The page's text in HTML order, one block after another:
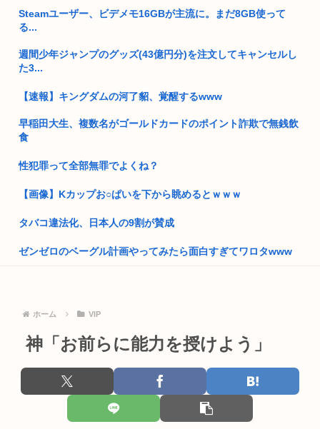
上司から障がい者手帳取る気ないか聞かれたんやが
おばさんとセクロスしたことある奴www
女性の水筒に下半身を押し付け【使用不能】にし器物損壊で66
歳男性...
すまん、独身のケンモメンで集まって共同生活をしないか？
キャバ嬢の首吊り動画見てから涙が止まらない
安倍昭恵「なんで安倍晋三が殺されたのか今でもわからない」
中国「なぜ日本の建物はダサくて古臭いんですか？w」Weibo
で1...
クルド人問題を訴えてきた河合ゆうすけ、埼玉県知事選挙に立
熊本大震災震度7 （死者数38人）
緊縮財政論者として知られる大物財務官僚、高市早苗の逆鱗に
触れ左遷
開成→東大法学部トップのエース官僚もサナ(神戸大)には勝て
なかっ...
自民党「日本人56す56す56す56す56すコロスコロスコロ
Steamユーザー、ビデメモ16GBが主流に。まだ8GB使って
る...
週間少年ジャンプのグッズ(43億円分)を注文してキャンセルし
た3...
【速報】キングダムの河了貂、覚醒するwww
早稲田大生、複数名がゴールドカードのポイント詐欺で無銭飲
食
性犯罪って全部無罪でよくね？
【画像】Kカップお○ぱいを下から眺めるとｗｗｗ
タバコ違法化、日本人の9割が賛成
ゼンゼロのベーグル計画やってみたら面白すぎてワロタwww
B’z「重いマーシャル運んでた腰の痛みまだ覚えてるの」俺く
ん「マ...
ンク・ジ...
【画像】あいみょんの横顔、ガチでヌけると話題にwww
ホーム VIP
神「お前らに能力を授けよう」